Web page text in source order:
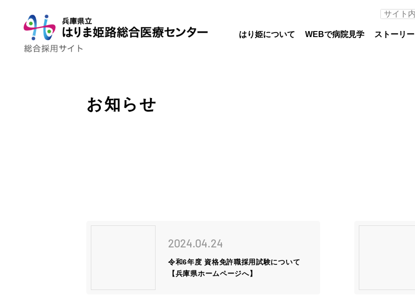
はり姫について WEBで病院見学 ストーリー
トップページ
姫路ってこんな街
ブログ
お知らせ
2024.04.24
令和6年度 資格免許職採用試験について
【兵庫県ホームページへ】